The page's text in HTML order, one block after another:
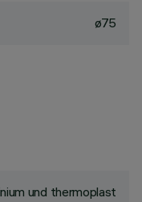
ø75
und thermoplast